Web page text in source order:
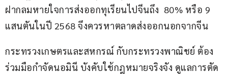
ฝากลมหายใจการส่งออกทุเรียนไปจีนถึง  80% หรือ 9
แสนตันในปี 2568 จึงควรหาตลาดส่งออกนอกจากจีน
กระทรวงเกษตรและสหกรณ์ กับกระทรวงพาณิชย์ ต้อง
ร่วมมือกำจัดนอมินี บังคับใช้กฎหมายจริงจัง ดูแลการตัด